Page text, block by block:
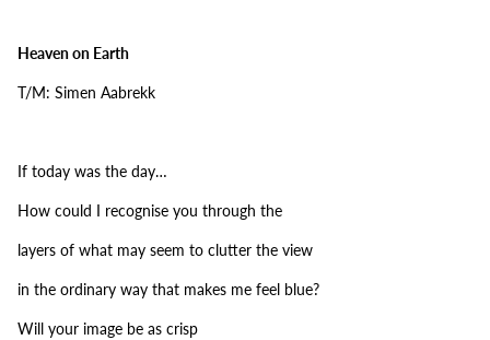
Heaven on Earth
T/M: Simen Aabrekk
If today was the day…
How could I recognise you through the
layers of what may seem to clutter the view
in the ordinary way that makes me feel blue?
Will your image be as crisp